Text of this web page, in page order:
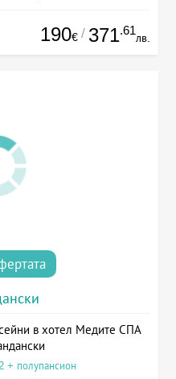
190€ / 371.61
лв.
в хотел Медите СПА
+ полупансион